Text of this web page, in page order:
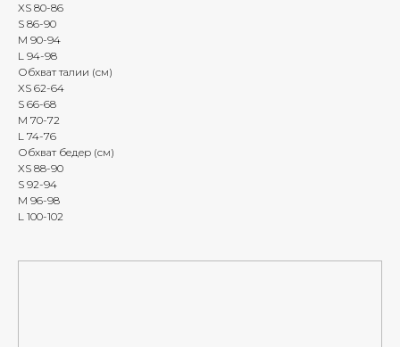
XS 80-86
S 86-90
M 90-94
L 94-98
Обхват талии (см)
XS 62-64
S 66-68
M 70-72
L 74-76
Обхват бедер (см)
XS 88-90
S 92-94
M 96-98
L 100-102